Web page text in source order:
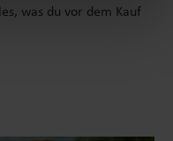
was du vor dem Kauf